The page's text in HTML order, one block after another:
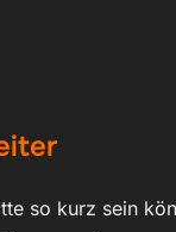
so kurz sein